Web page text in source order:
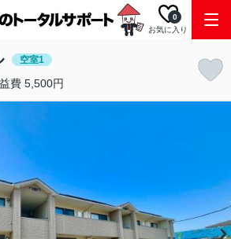
お気に入り
0
空室1
費 5,500円